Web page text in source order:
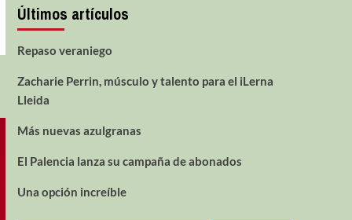
Últimos artículos
Repaso veraniego
Zacharie Perrin, músculo y talento para el iLerna
Lleida
Más nuevas azulgranas
El Palencia lanza su campaña de abonados
Una opción increíble